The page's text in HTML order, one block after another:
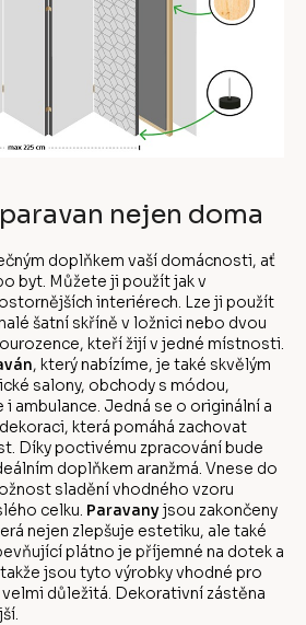
nejen doma
doplňkem vaší domácnosti, ať
byt. Můžete ji použít jak v
interiérech. Lze ji použít
šatní skříně v ložnici nebo dvou
kteří žijí v jedné místnosti.
, který nabízíme, je také skvělým
salony, obchody s módou,
ambulance. Jedná se o originální a
která pomáhá zachovat
Díky poctivému zpracování bude
doplňkem aranžmá. Vnese do
sladění vhodného vzoru
celku. Paravanyjsou zakončeny
nejen zlepšuje estetiku, ale také
plátno je příjemné na dotek a
jsou tyto výrobky vhodné pro
důležitá. Dekorativní zástěna